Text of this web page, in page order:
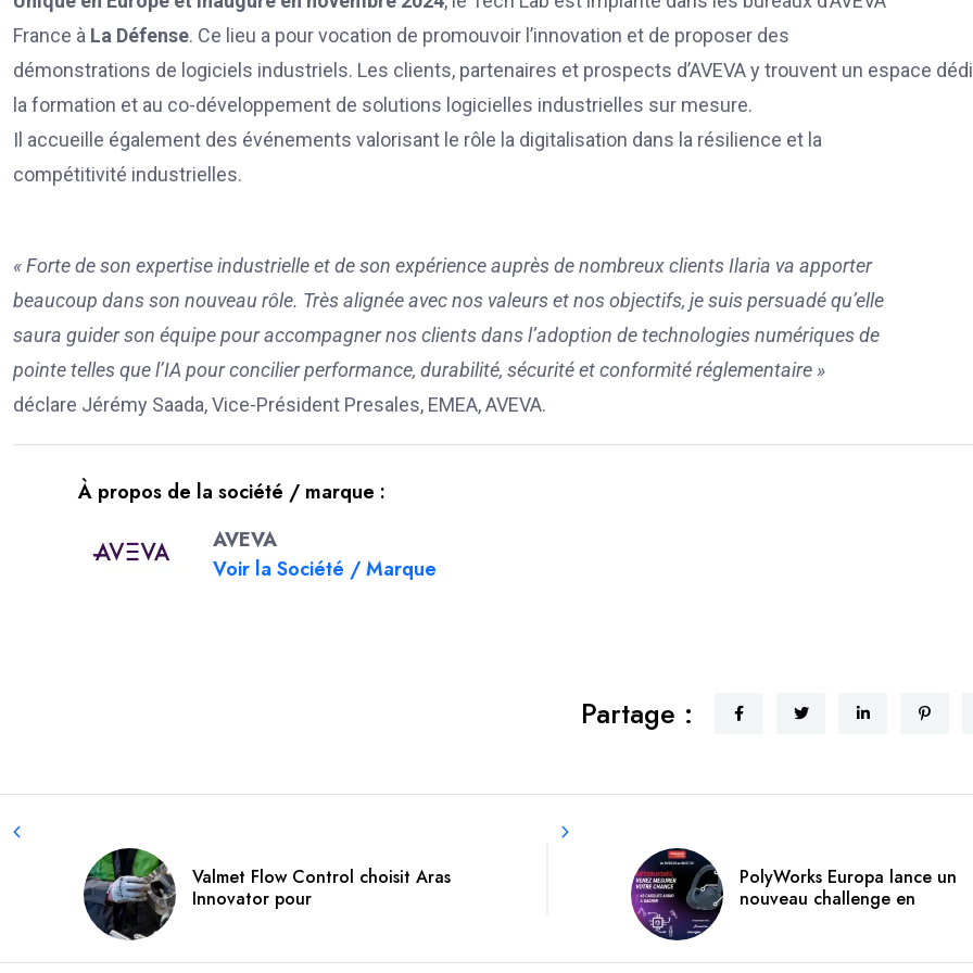
France à La Défense. Ce lieu a pour vocation de promouvoir l’innovation et de proposer des
démonstrations de logiciels industriels. Les clients, partenaires et prospects d’AVEVA y trouvent un espace
la formation et au co-développement de solutions logicielles industrielles sur mesure.
Il accueille également des événements valorisant le rôle la digitalisation dans la résilience et la
compétitivité industrielles.
« Forte de son expertise industrielle et de son expérience auprès de nombreux clients Ilaria va apporter
beaucoup dans son nouveau rôle. Très alignée avec nos valeurs et nos objectifs, je suis persuadé qu’elle
saura guider son équipe pour accompagner nos clients dans l’adoption de technologies numériques de
pointe telles que l’IA pour concilier performance, durabilité, sécurité et conformité réglementaire »
déclare Jérémy Saada, Vice-Président Presales, EMEA, AVEVA.
À propos de la société / marque :
AVEVA
Voir la Société / Marque
Partage :
Valmet Flow Control choisit Aras
Innovator pour
PolyWorks Europa lance un
nouveau challenge en